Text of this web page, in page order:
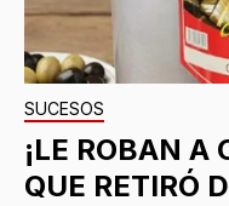
SUCESOS
¡LE ROBAN A
QUE RETIRÓ